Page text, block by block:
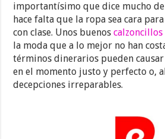
importantísimo que dice mucho
hace falta que la ropa sea cara
con clase. Unos buenos
la moda que a lo mejor no han
términos dinerarios pueden causar
en el momento justo y perfecto o,
decepciones irreparables.